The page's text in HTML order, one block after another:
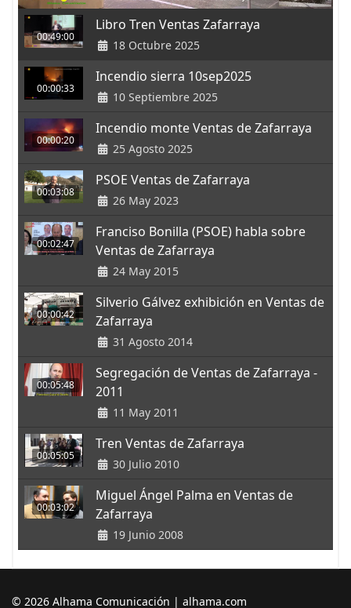
00:49:00
Libro Tren Ventas Zafarraya
18 Octubre 2025
00:00:33
Incendio sierra 10sep2025
10 Septiembre 2025
00:00:20
Incendio monte Ventas de Zafarraya
25 Agosto 2025
00:03:08
PSOE Ventas de Zafarraya
26 May 2023
00:02:47
Franciso Bonilla (PSOE) habla sobre
Ventas de Zafarraya
24 May 2015
00:00:42
Silverio Gálvez exhibición en Ventas de
Zafarraya
31 Agosto 2014
00:05:48
Segregación de Ventas de Zafarraya -
2011
11 May 2011
00:05:05
Tren Ventas de Zafarraya
30 Julio 2010
00:03:02
Miguel Ángel Palma en Ventas de
Zafarraya
19 Junio 2008
© 2026 Alhama Comunicación | alhama.com